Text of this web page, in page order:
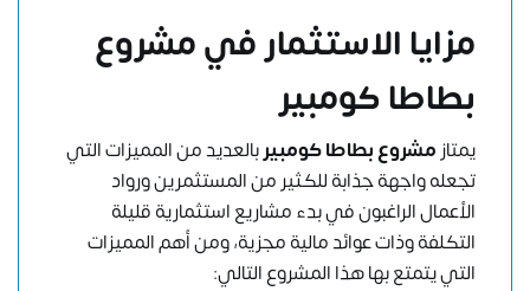
مزايا الاستثمار في مشروع
بطاطا كومبير
يمتاز مشروع بطاطا كومبيربالعديد من المميزات التي
تجعله واجهة جذابة للكثير من المستثمرين ورواد
الأعمال الراغبون في بدء مشاريع استثمارية قليلة
التكلفة وذات عوائد مالية مجزية، ومن أهم المميزات
التي يتمتع بها هذا المشروع التالي: